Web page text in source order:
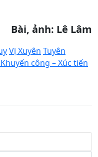
Bài, ảnh: Lê Lâm
Vị Xuyên Tuyên
công – Xúc tiến